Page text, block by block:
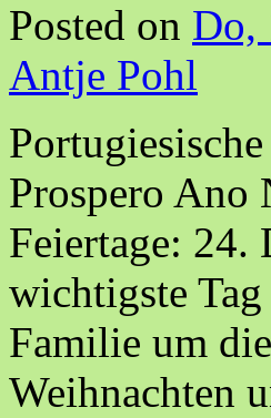
Posted on Do,
Antje Pohl
Prospero Ano
Feiertage: 24.
wichtigste Tag
Familie um
Weihnachten